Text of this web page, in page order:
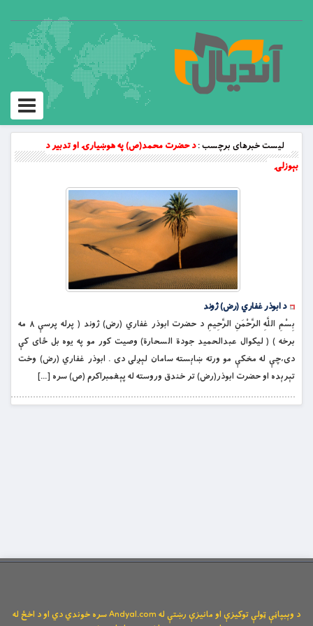
Toggle
لیست خبرهای برچسب :د حضرت محمد(ص) په هوښيارۍ او تدبير د
بېوزلۍ
د ابوذر غفاري (رض) ژوند
بِسْمِ اللَّهِ الرَّحْمَنِ الرَّحِيمِ د حضرت ابوذر غفاري (رض) ژوند ( پرله پرسې ۸ مه
برخه ) ( لیکوال عبدالحمید جودة السحارة) وصيت كور مو په يوه بل ځاى كې
دى،چې له مخکې مو ورته ښاېسته سامان لېږلى دى . ابوذر غفاري (رض) وخت
تېرېده او حضرت ابوذر(رض) تر خندق وروسته له پېغمبراکرم (ص) سره […]
د وېبپاڼې ټولې توکیزې او مانیزې رښتې له Andyal.com سره خوندي دي او د اخځ له